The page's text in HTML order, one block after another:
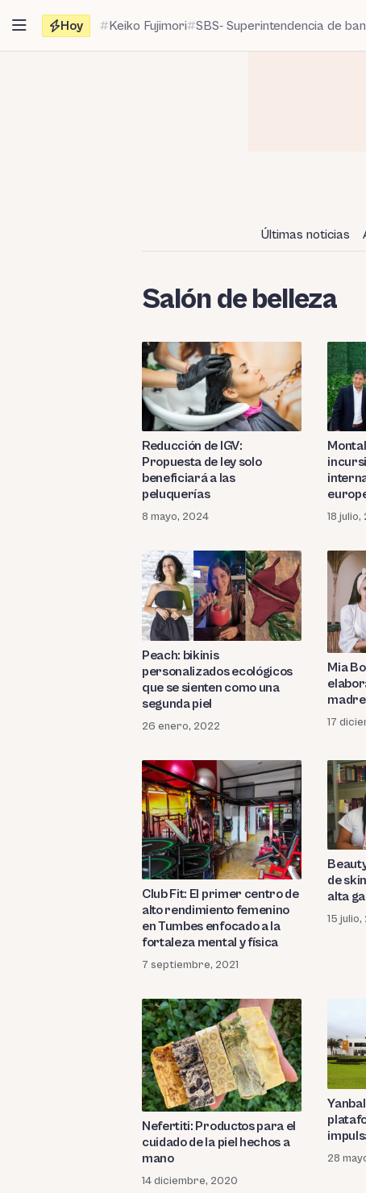
contenido
Hoy Keiko Fujimori SBS- Superintendencia de
Últimas noticias
Salón de belleza
Reducción de IGV:
Propuesta de ley solo
beneficiará a las
peluquerías
8 mayo, 2024 18 julio,
Peach: bikinis
personalizados ecológicos
que se sienten como una
segunda piel
26 enero, 2022
Mia
17
Club Fit: El primer centro de
alto rendimiento femenino
en Tumbes enfocado a la
fortaleza mental y física
7 septiembre, 2021
de
alta
15 julio,
Nefertiti: Productos para el
cuidado de la piel hechos a
mano
14 diciembre, 2020
28